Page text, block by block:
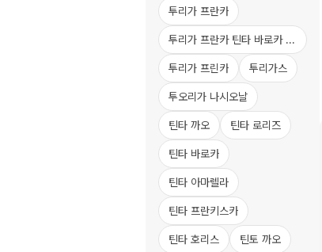
투리가 프란카
투리가 프린카 투리가스
투오리가 나시오날
틴타 까오 틴타 로리즈
틴타 바로카
틴타 아마렐라
틴타 프란키스카
틴타 호리스 틴토 까오